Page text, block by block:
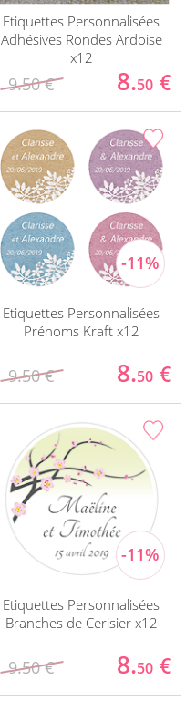
Etiquettes Personnalisées
Adhésives Rondes Ardoise
x12
9.50 € 8.50 €
Etiquettes Personnalisées
Prénoms Kraft x12
9.50 € 8.50 €
Etiquettes Personnalisées
Branches de Cerisier x12
9.50 € 8.50 €